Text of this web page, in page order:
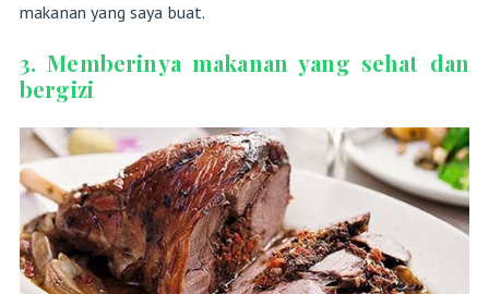
makanan yang saya buat.
3. Memberinya makanan yang sehat dan
bergizi